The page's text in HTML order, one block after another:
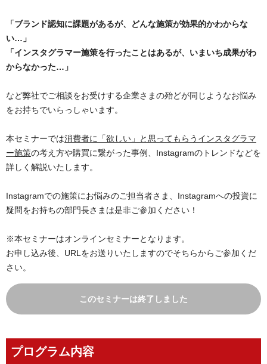
「ブランド認知に課題があるが、どんな施策が効果的かわからな
い…」
「インスタグラマー施策を行ったことはあるが、いまいち成果がわ
からなかった…」
など弊社でご相談をお受けする企業さまの殆どが同じようなお悩み
をお持ちでいらっしゃいます。
本セミナーでは消費者に「欲しい」と思ってもらうインスタグラマ
ー施策の考え方や購買に繋がった事例、Instagramのトレンドなどを
詳しく解説いたします。
Instagramでの施策にお悩みのご担当者さま、Instagramへの投資に
疑問をお持ちの部門長さまは是非ご参加ください！
※本セミナーはオンラインセミナーとなります。
お申し込み後、URLをお送りいたしますのでそちらからご参加くだ
さい。
このセミナーは終了しました
プログラム内容